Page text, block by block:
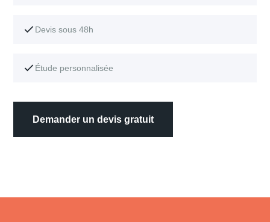
Devis sous 48h
Étude personnalisée
Demander un devis gratuit